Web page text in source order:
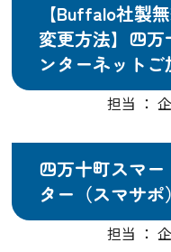
【Buffalo社製
変更方法】四
ンターネット
担当 ：
四万十町スマ
ター（スマサ
担当 ：